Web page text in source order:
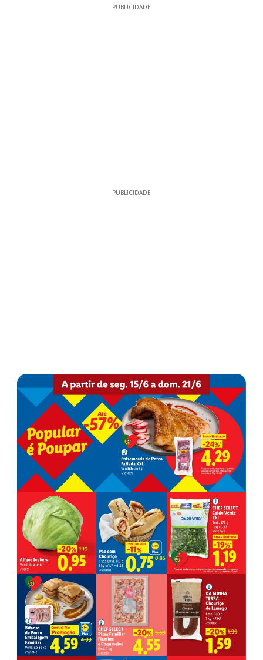
PUBLICIDADE
PUBLICIDADE